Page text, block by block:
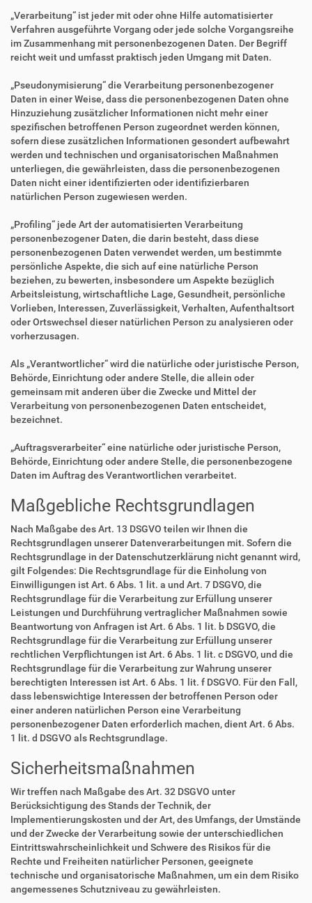
„Verarbeitung“ ist jeder mit oder ohne Hilfe automatisierter
Verfahren ausgeführte Vorgang oder jede solche Vorgangsreihe
im Zusammenhang mit personenbezogenen Daten. Der Begriff
reicht weit und umfasst praktisch jeden Umgang mit Daten.
„Pseudonymisierung“ die Verarbeitung personenbezogener
Daten in einer Weise, dass die personenbezogenen Daten ohne
Hinzuziehung zusätzlicher Informationen nicht mehr einer
spezifischen betroffenen Person zugeordnet werden können,
sofern diese zusätzlichen Informationen gesondert aufbewahrt
werden und technischen und organisatorischen Maßnahmen
unterliegen, die gewährleisten, dass die personenbezogenen
Daten nicht einer identifizierten oder identifizierbaren
natürlichen Person zugewiesen werden.
„Profiling“ jede Art der automatisierten Verarbeitung
personenbezogener Daten, die darin besteht, dass diese
personenbezogenen Daten verwendet werden, um bestimmte
persönliche Aspekte, die sich auf eine natürliche Person
beziehen, zu bewerten, insbesondere um Aspekte bezüglich
Arbeitsleistung, wirtschaftliche Lage, Gesundheit, persönliche
Vorlieben, Interessen, Zuverlässigkeit, Verhalten, Aufenthaltsort
oder Ortswechsel dieser natürlichen Person zu analysieren oder
vorherzusagen.
Als „Verantwortlicher“ wird die natürliche oder juristische Person,
Behörde, Einrichtung oder andere Stelle, die allein oder
gemeinsam mit anderen über die Zwecke und Mittel der
Verarbeitung von personenbezogenen Daten entscheidet,
bezeichnet.
„Auftragsverarbeiter“ eine natürliche oder juristische Person,
Behörde, Einrichtung oder andere Stelle, die personenbezogene
Daten im Auftrag des Verantwortlichen verarbeitet.
Maßgebliche Rechtsgrundlagen
Nach Maßgabe des Art. 13 DSGVO teilen wir Ihnen die
Rechtsgrundlagen unserer Datenverarbeitungen mit. Sofern die
Rechtsgrundlage in der Datenschutzerklärung nicht genannt wird,
gilt Folgendes: Die Rechtsgrundlage für die Einholung von
Einwilligungen ist Art. 6 Abs. 1 lit. a und Art. 7 DSGVO, die
Rechtsgrundlage für die Verarbeitung zur Erfüllung unserer
Leistungen und Durchführung vertraglicher Maßnahmen sowie
Beantwortung von Anfragen ist Art. 6 Abs. 1 lit. b DSGVO, die
Rechtsgrundlage für die Verarbeitung zur Erfüllung unserer
rechtlichen Verpflichtungen ist Art. 6 Abs. 1 lit. c DSGVO, und die
Rechtsgrundlage für die Verarbeitung zur Wahrung unserer
berechtigten Interessen ist Art. 6 Abs. 1 lit. f DSGVO. Für den Fall,
dass lebenswichtige Interessen der betroffenen Person oder
einer anderen natürlichen Person eine Verarbeitung
personenbezogener Daten erforderlich machen, dient Art. 6 Abs.
1 lit. d DSGVO als Rechtsgrundlage.
Sicherheitsmaßnahmen
Wir treffen nach Maßgabe des Art. 32 DSGVO unter
Berücksichtigung des Stands der Technik, der
Implementierungskosten und der Art, des Umfangs, der Umstände
und der Zwecke der Verarbeitung sowie der unterschiedlichen
Eintrittswahrscheinlichkeit und Schwere des Risikos für die
Rechte und Freiheiten natürlicher Personen, geeignete
technische und organisatorische Maßnahmen, um ein dem Risiko
angemessenes Schutzniveau zu gewährleisten.